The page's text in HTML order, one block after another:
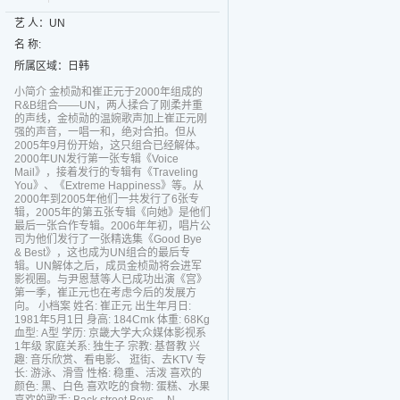
艺 人：UN
名 称:
所属区域：日韩
小简介 金桢勋和崔正元于2000年组成的
R&B组合——UN，两人揉合了刚柔并重
的声线，金桢勋的温婉歌声加上崔正元刚
强的声音，一唱一和，绝对合拍。但从
2005年9月份开始，这只组合已经解体。
2000年UN发行第一张专辑《Voice
Mail》，接着发行的专辑有《Traveling
You》、《Extreme Happiness》等。从
2000年到2005年他们一共发行了6张专
辑，2005年的第五张专辑《向她》是他们
最后一张合作专辑。2006年年初，唱片公
司为他们发行了一张精选集《Good Bye
& Best》，这也成为UN组合的最后专
辑。UN解体之后，成员金桢勋将会进军
影视圈。与尹恩慧等人已成功出演《宫》
第一季，崔正元也在考虑今后的发展方
向。 小档案 姓名: 崔正元 出生年月日:
1981年5月1日 身高: 184Cmk 体重: 68Kg
血型: A型 学历: 京畿大学大众媒体影视系
1年级 家庭关系: 独生子 宗教: 基督教 兴
趣: 音乐欣赏、看电影、 逛街、去KTV 专
长: 游泳、滑雪 性格: 稳重、活泼 喜欢的
颜色: 黑、白色 喜欢吃的食物: 蛋糕、水果